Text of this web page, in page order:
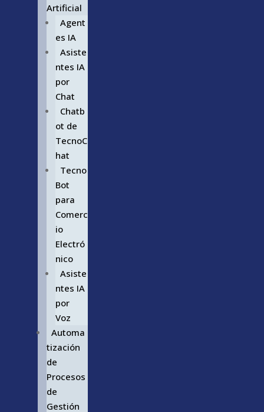
Artificial
Agent
es IA
Asiste
ntes IA
por
Chat
Chatb
ot de
TecnoC
hat
Tecno
Bot
para
Comerc
io
Electró
nico
Asiste
ntes IA
por
Voz
Automa
tización
de
Procesos
de
Gestión